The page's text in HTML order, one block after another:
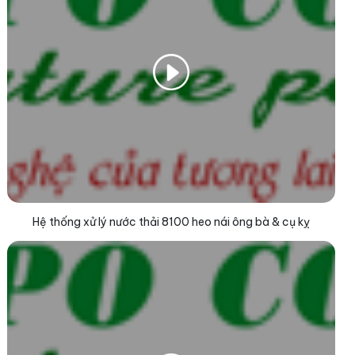
Hệ thống xử lý nước thải 8100 heo nái ông bà & cụ kỵ